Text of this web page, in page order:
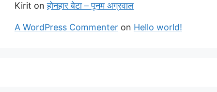
Kirit onहोनहार बेटा – पूनम अग्रवाल
A WordPress Commenter on Hello world!